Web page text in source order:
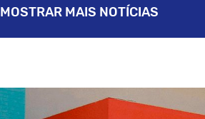
MOSTRAR MAIS NOTÍCIAS